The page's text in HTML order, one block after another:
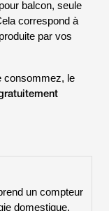
balcon, seule
correspond à
par vos
consommez, le
un compteur
domestique.